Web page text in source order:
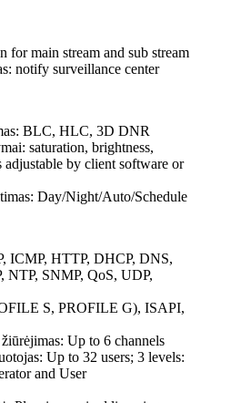
for main stream and sub stream
notify surveillance center
BLC, HLC, 3D DNR
saturation, brightness,
adjustable by client software or
Day/Night/Auto/Schedule
ICMP, HTTP, DHCP, DNS,
NTP, SNMP, QoS, UDP,
S, PROFILE G), ISAPI,
Up to 6 channels
Up to 32 users; 3 levels:
and User